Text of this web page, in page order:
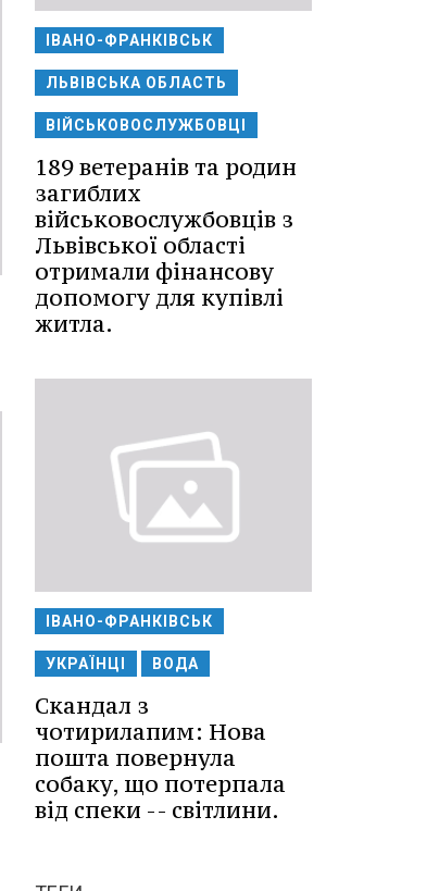
ІВАНО-ФРАНКІВСЬК
ЛЬВІВСЬКА ОБЛАСТЬ
ВІЙСЬКОВОСЛУЖБОВЦІ
189 ветеранів та родин
загиблих
військовослужбовців з
Львівської області
отримали фінансову
допомогу для купівлі
житла.
ІВАНО-ФРАНКІВСЬК
УКРАЇНЦІ ВОДА
Скандал з
чотирилапим: Нова
пошта повернула
собаку, що потерпала
від спеки -- світлини.